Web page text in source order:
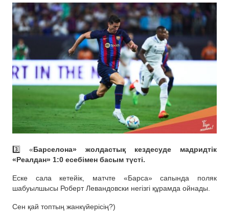
3️⃣ «Барселона» жолдастық кездесуде мадридтік
«Реалдан» 1:0 есебімен басым түсті.
Еске сала кетейік, матчте «Барса» сапында поляк
шабуылшысы Роберт Левандовски негізгі құрамда ойнады.
Сен қай топтың жанкүйерісің?)